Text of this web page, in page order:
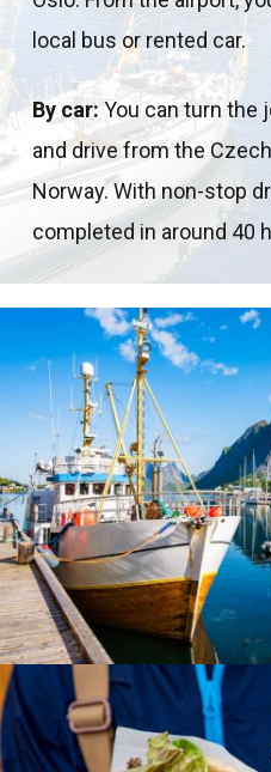
local bus or rented car.
By car:You can turn the
and drive from the
Norway. With non-stop
completed in around 40